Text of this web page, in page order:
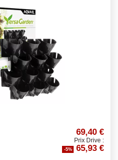
69,40 €
Prix Drive :
-5% 65,93 €